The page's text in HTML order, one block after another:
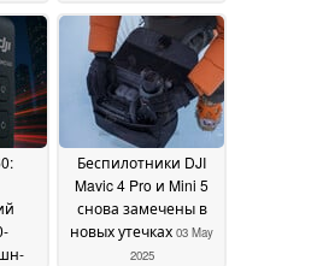
розничные
устройства,
электронные ND-
фильтры и
предполагаемые
ранние образцы
камер07 May 2025
Беспилотники DJI
Mavic 4 Pro и Mini 5
снова замечены в
новых утечках 03 May
2025